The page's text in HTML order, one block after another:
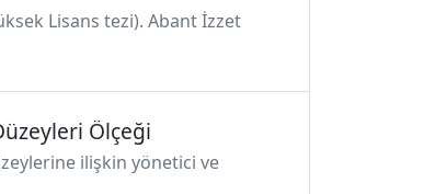
Lisans tezi). Abant İzzet
Ölçeği
ilişkin yönetici ve